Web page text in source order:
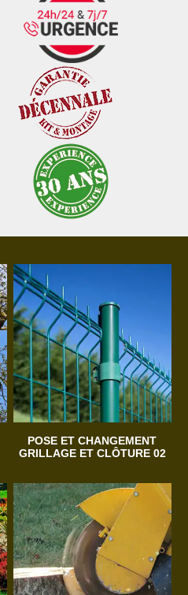
POSE ET CHANGEMENT
GRILLAGE ET CLÔTURE 02